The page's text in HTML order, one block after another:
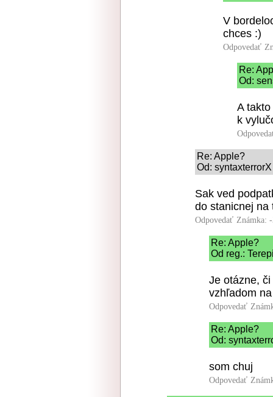
V
chces :)
Odpovedať
Re:
Od:
A
k
Re: Apple?
Od:
Sak ved
do stanicnej na
Odpovedať Známka:
Re: Apple?
Od reg.:
Je otázne,
vzhľadom
Odpovedať
Re: Apple?
Od:
som chuj
Odpovedať